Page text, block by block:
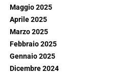
Maggio 2025
Aprile 2025
Marzo 2025
Febbraio 2025
Gennaio 2025
Dicembre 2024